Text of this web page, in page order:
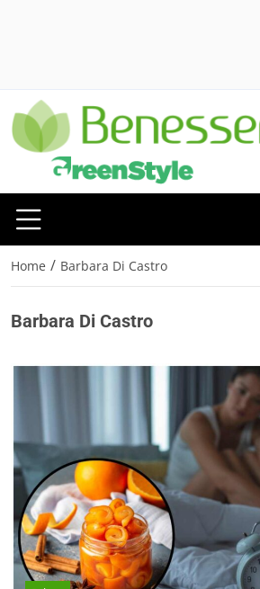
Home / Barbara Di Castro
Barbara Di Castro